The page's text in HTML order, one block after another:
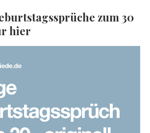
zum 30
hier